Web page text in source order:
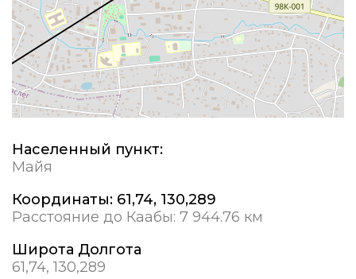
Населенный пункт:
Майя
Координаты: 61,74, 130,289
Расстояние до Каабы: 7 944.76 км
Широта Долгота
61,74, 130,289